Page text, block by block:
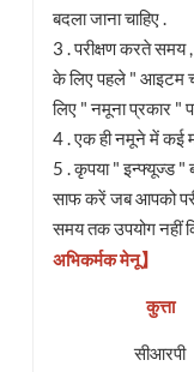
बदला जाना चाहिए .
3 . परीक्षण करते
के लिए पहले " आइटम
लिए " नमूना प्रकार "
4 . एक ही नमूने में कई
5 . कृपया " इन्फ्यूज्ड
साफ करें जब आपको
समय तक उपयोग नहीं
अभिकर्मक मेनू】
कुत्ता
सीआरपी